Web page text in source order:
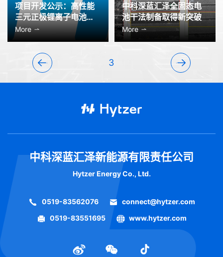
项目开发公示：高性能
三元正极锂离子电池用
芳纶基聚合物电解质开
发
More
中科深蓝汇泽全固态电
池干法制备取得新突破
More
3
中科深蓝汇泽新能源有限责任公司
Hytzer Energy Co., Ltd.
0519-83562076
connect@hytzer.com
0519-83551695
www.hytzer.com